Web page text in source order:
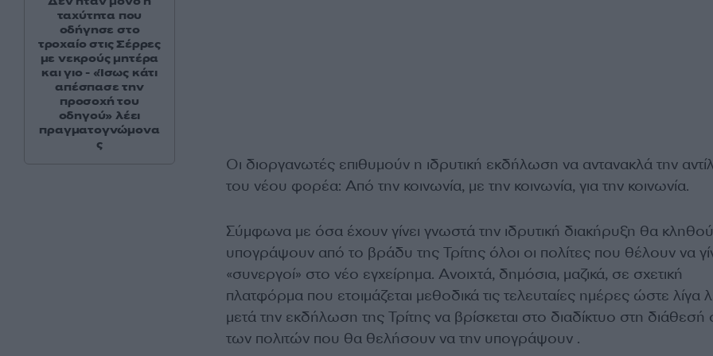
Οι διοργανωτές επιθυμούν η ιδρυτική εκδήλωση να αντανακλά την
του νέου φορέα: Από την κοινωνία, με την κοινωνία, για την κοινωνία.
Σύμφωνα με όσα έχουν γίνει γνωστά την ιδρυτική διακήρυξη θα
υπογράψουν από το βράδυ της Τρίτης όλοι οι πολίτες που θέλουν να
«συνεργοί» στο νέο εγχείρημα. Ανοιχτά, δημόσια, μαζικά, σε σχετική
πλατφόρμα που ετοιμάζεται μεθοδικά τις τελευταίες ημέρες ώστε λίγα
μετά την εκδήλωση της Τρίτης να βρίσκεται στο διαδίκτυο στη
των πολιτών που θα θελήσουν να την υπογράψουν .
ταχύτητα που
οδήγησε στο
τροχαίο στις Σέρρες
με νεκρούς μητέρα
και γιο - «Ίσως κάτι
απέσπασε την
προσοχή του
οδηγού» λέει
πραγματογνώμονα
ς